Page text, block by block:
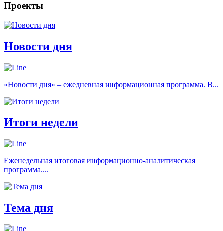
Проекты
Новости дня
«Новости дня» – ежедневная информационная программа. В...
Итоги недели
Еженедельная итоговая информационно-аналитическая
программа....
Тема дня